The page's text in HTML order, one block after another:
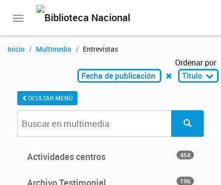
Toggle
Inicio Multimedia Entrevistas
Ordenar por
Fecha de publicación
Titulo
OCULTAR MENÚ
Actividades centros 454
Archivo Testimonial 196